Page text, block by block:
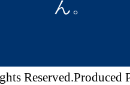
ん。
Reserved.Produced